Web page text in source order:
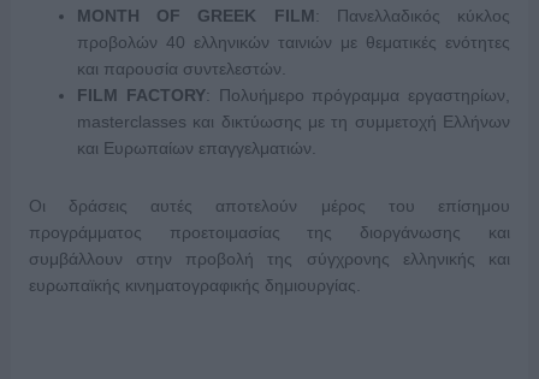
MONTH
OF GREEK FILM: Πανελλαδικός κύκλος
προβολών 40 ελληνικών ταινιών με θεματικές ενότητες
και παρουσία συντελεστών.
FILM FACTORY: Πολυήμερο πρόγραμμα εργαστηρίων,
masterclasses και δικτύωσης με τη συμμετοχή Ελλήνων
και Ευρωπαίων επαγγελματιών.
Οι δράσεις αυτές αποτελούν μέρος του επίσημου
προγράμματος προετοιμασίας της διοργάνωσης και
συμβάλλουν στην προβολή της σύγχρονης ελληνικής και
ευρωπαϊκής κινηματογραφικής δημιουργίας.